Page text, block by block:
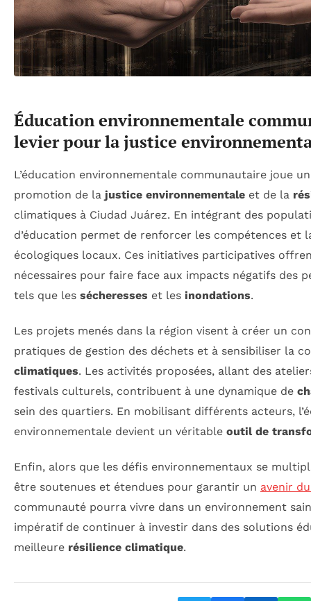
Éducation environnementale
levier pour la justice
L’éducation environnementale communautaire joue
promotion de la justice environnementale et de la
climatiques à Ciudad Juárez. En intégrant des
d’éducation permet de renforcer les compétences et
écologiques locaux. Ces initiatives participatives
nécessaires pour faire face aux impacts négatifs des
tels que les sécheresses et les inondations.
Les projets menés dans la région visent à créer un
pratiques de gestion des déchets et à sensibiliser la
climatiques. Les activités proposées, allant des
festivals culturels, contribuent à une dynamique de
sein des quartiers. En mobilisant différents acteurs,
environnementale devient un véritable outil de
Enfin, alors que les défis environnementaux se
être soutenues et étendues pour garantir un avenir
communauté pourra vivre dans un environnement
impératif de continuer à investir dans des solutions
meilleure résilience climatique.